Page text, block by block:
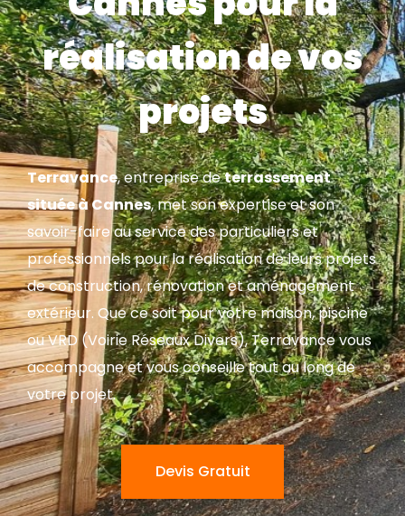
réalisation de vos
projets
Terravance, entreprise deterrassement
située à Cannes, met son expertise et son
savoir-faire au service des particuliers et
professionnels pour la réalisation de leurs projets
de construction, rénovation et aménagement
extérieur. Que ce soit pour votre maison, piscine
ou VRD (Voirie Réseaux Divers), Terravance vous
accompagne et vous conseille tout au long de
votre projet.
Devis Gratuit